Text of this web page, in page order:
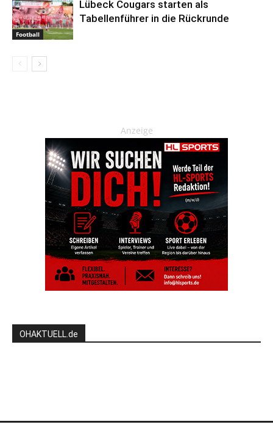
Football
Lübeck Cougars starten als
Tabellenführer in die Rückrunde
Anzeige
OHAKTUELL.de